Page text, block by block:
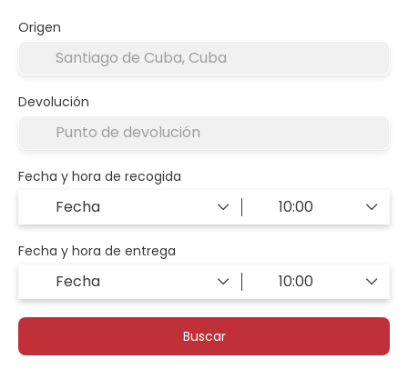
Origen
Devolución
Fecha y hora de recogida
Fecha y hora de entrega
Buscar